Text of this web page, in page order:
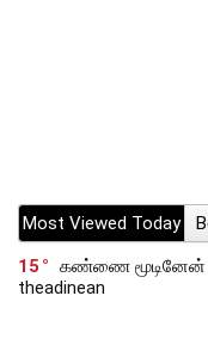
Most Viewed Today
15
கண்ணை மூடினேன்
theadinean